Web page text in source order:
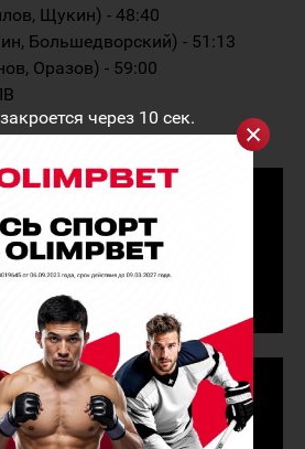
через 10 сек.
Щукин) - 48:40
Большедворский) - 51:13
Оразов) - 59:00